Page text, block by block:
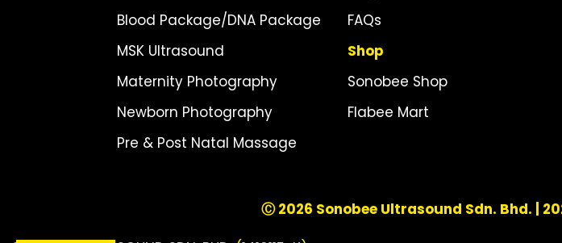
Blood Package/DNA Package
MSK Ultrasound
Maternity Photography
Newborn Photography
Pre & Post Natal Massage
FAQs
Shop
Sonobee Shop
Flabee Mart
Ⓒ 2026 Sonobee Ultrasound Sdn. Bhd. |